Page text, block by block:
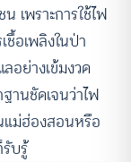
เพราะการใช้ไฟ
ชื้อเพลิงในป่า
อย่างเข้มงวด
านชัดเจนว่าไฟ
แม่ฮ่องสอนหรือ
บรู้